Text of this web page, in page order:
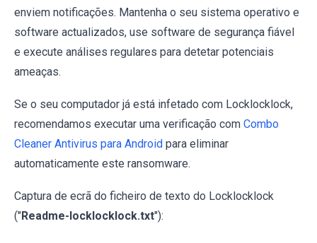
enviem notificações. Mantenha o seu sistema operativo e
software actualizados, use software de segurança fiável
e execute análises regulares para detetar potenciais
ameaças.
Se o seu computador já está infetado com Locklocklock,
recomendamos executar uma verificação com Combo
Cleaner Antivirus para Android para eliminar
automaticamente este ransomware.
Captura de ecrã do ficheiro de texto do Locklocklock
("Readme-locklocklock.txt"):